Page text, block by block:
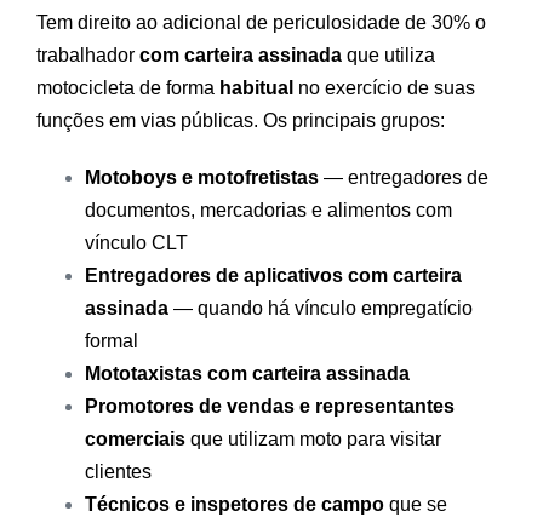
Tem direito ao adicional de periculosidade de 30% o
trabalhador com carteira assinada que utiliza
motocicleta de forma habitual no exercício de suas
funções em vias públicas. Os principais grupos:
Motoboys e motofretistas — entregadores de
documentos, mercadorias e alimentos com
vínculo CLT
Entregadores de aplicativos com carteira
assinada — quando há vínculo empregatício
formal
Mototaxistas com carteira assinada
Promotores de vendas e representantes
comerciais que utilizam moto para visitar
clientes
Técnicos e inspetores de campo que se